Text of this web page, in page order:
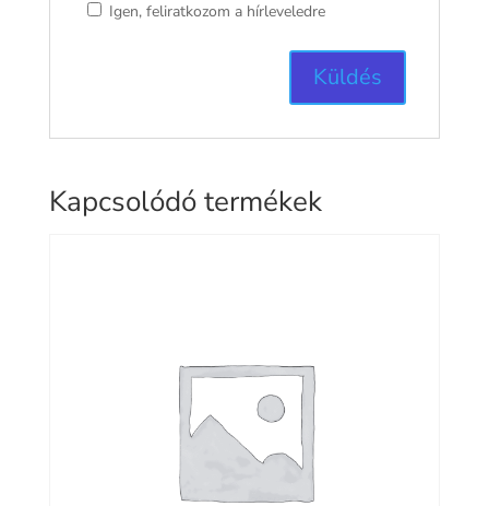
Igen, feliratkozom a hírleveledre
Kapcsolódó termékek